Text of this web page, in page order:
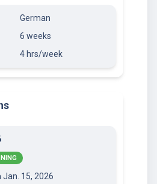
German
6 weeks
4 hrs/week
15, 2026